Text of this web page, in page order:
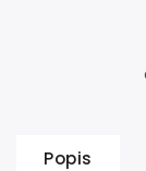
Popis